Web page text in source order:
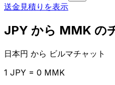
送金見積りを表示
JPY から MMK の
日本円 から ビルマチャット
1 JPY = 0 MMK